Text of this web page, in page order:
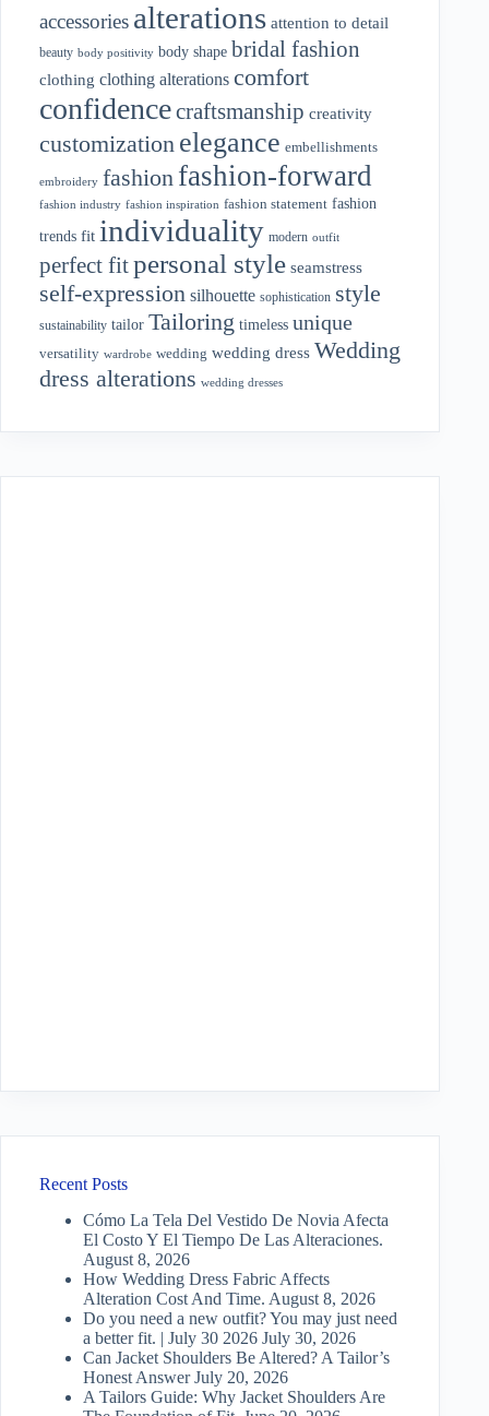
accessories alterations attention to detail
beauty body positivity body shape bridal fashion
clothing clothing alterations comfort
confidencecraftsmanship creativity
customization elegance embellishments
embroidery fashion fashion-forward
fashion industry fashion inspiration fashion statement fashion
trends fit individuality modern outfit
perfect fitpersonal style seamstress
self-expression silhouette sophistication style
sustainability tailor Tailoring timeless unique
versatility wardrobe wedding wedding dress Wedding
dress alterations wedding dresses
Recent Posts
Cómo La Tela Del Vestido De Novia Afecta
El Costo Y El Tiempo De Las Alteraciones.
August 8, 2026
How Wedding Dress Fabric Affects
Alteration Cost And Time. August 8, 2026
Do you need a new outfit? You may just need
a better fit. | July 30 2026 July 30, 2026
Can Jacket Shoulders Be Altered? A Tailor’s
Honest Answer July 20, 2026
A Tailors Guide: Why Jacket Shoulders Are